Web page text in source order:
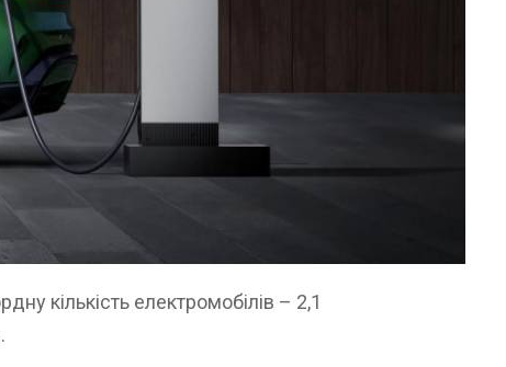
кількість електромобілів – 2,1